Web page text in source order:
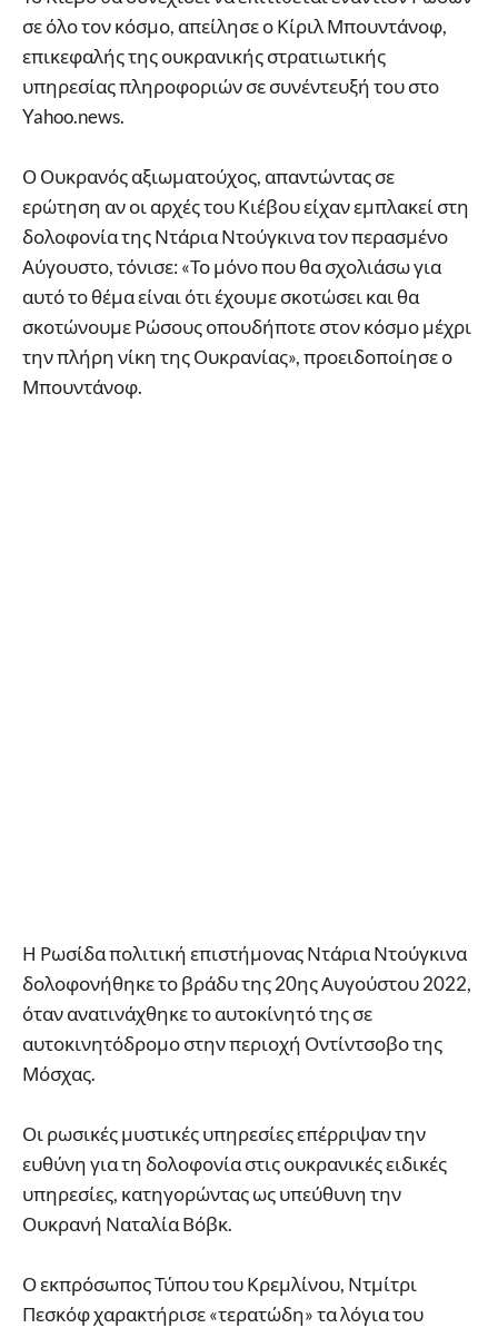
σε όλο τον κόσμο, απείλησε ο Κίριλ Μπουντάνοφ,
επικεφαλής της ουκρανικής στρατιωτικής
υπηρεσίας πληροφοριών σε συνέντευξή του στο
Yahoo.news.
Ο Ουκρανός αξιωματούχος, απαντώντας σε
ερώτηση αν οι αρχές του Κιέβου είχαν εμπλακεί στη
δολοφονία της Ντάρια Ντούγκινα τον περασμένο
Αύγουστο, τόνισε: «Το μόνο που θα σχολιάσω για
αυτό το θέμα είναι ότι έχουμε σκοτώσει και θα
σκοτώνουμε Ρώσους οπουδήποτε στον κόσμο μέχρι
την πλήρη νίκη της Ουκρανίας», προειδοποίησε ο
Μπουντάνοφ.
Η Ρωσίδα πολιτική επιστήμονας Ντάρια Ντούγκινα
δολοφονήθηκε το βράδυ της 20ης Αυγούστου 2022,
όταν ανατινάχθηκε το αυτοκίνητό της σε
αυτοκινητόδρομο στην περιοχή Οντίντσοβο της
Μόσχας.
Οι ρωσικές μυστικές υπηρεσίες επέρριψαν την
ευθύνη για τη δολοφονία στις ουκρανικές ειδικές
υπηρεσίες, κατηγορώντας ως υπεύθυνη την
Ουκρανή Ναταλία Βόβκ.
Ο εκπρόσωπος Τύπου του Κρεμλίνου, Ντμίτρι
Πεσκόφ χαρακτήρισε «τερατώδη» τα λόγια του